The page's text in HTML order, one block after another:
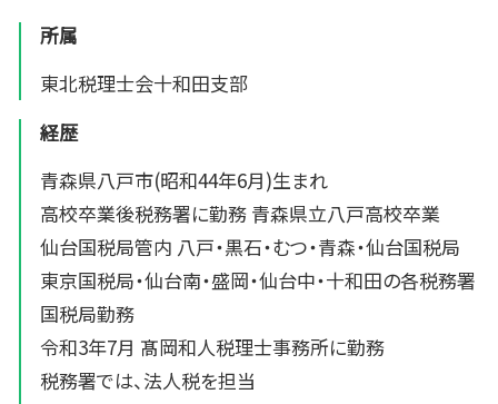
所属
東北税理士会十和田支部
経歴
青森県八戸市(昭和44年6月)生まれ
高校卒業後税務署に勤務 青森県立八戸高校卒業
仙台国税局管内 八戸・黒石・むつ・青森・仙台国税局
東京国税局・仙台南・盛岡・仙台中・十和田の各税務署
国税局勤務
令和3年7月 髙岡和人税理士事務所に勤務
税務署では、法人税を担当